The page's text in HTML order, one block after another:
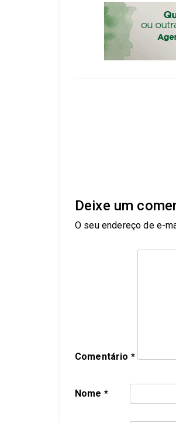
Deixe um
O seu endereço de e-
Comentário *
Nome *